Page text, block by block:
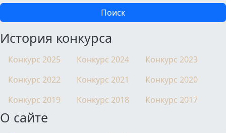
История конкурса
Конкурс 2025 Конкурс 2024
Конкурс 2023
Конкурс 2022
Конкурс 2021
Конкурс 2020
Конкурс 2019
Конкурс 2018 Конкурс 2017
О сайте